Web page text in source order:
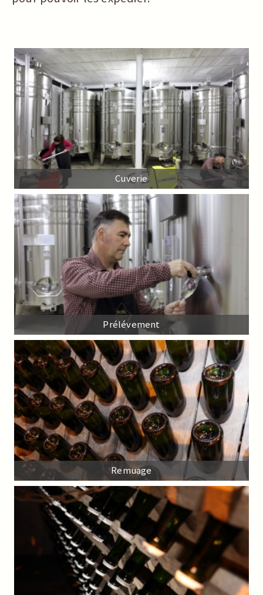
Cuverie
Prélévement
Remuage